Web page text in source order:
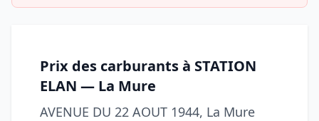
Prix des carburants à STATION
ELAN — La Mure
AVENUE DU 22 AOUT 1944, La Mure